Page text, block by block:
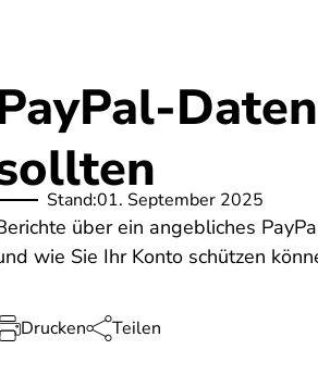
Stand:01. September 2025
über ein angebliches
wie Sie Ihr Konto schützen
Drucken Teilen